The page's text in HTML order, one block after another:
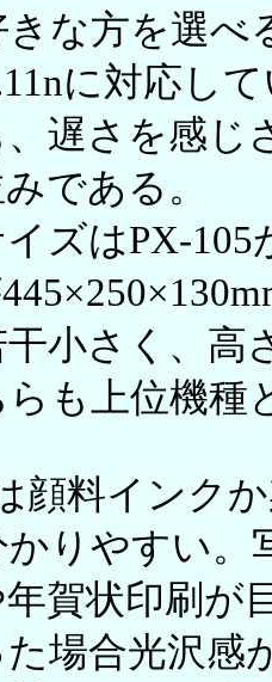
な方を選べ
に対応し
遅さを感じ
である。
ズはPX-105
小さく、高
も上位機種
顔料インク
かりやすい。
賀状印刷が
場合光沢感